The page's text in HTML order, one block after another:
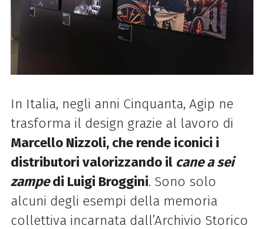
In Italia, negli anni Cinquanta, Agip ne
trasforma il design grazie al lavoro di
Marcello Nizzoli, che rende iconici i
distributori valorizzando il cane a sei
zampedi Luigi Broggini. Sono solo
alcuni degli esempi della memoria
collettiva incarnata dall’Archivio Storico